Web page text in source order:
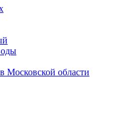
Московской области